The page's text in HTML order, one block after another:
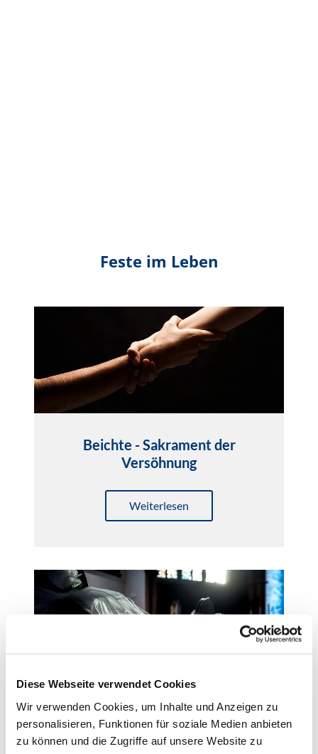
Diese Webseite verwendet Cookies
Wir verwenden Cookies, um Inhalte und Anzeigen zu
personalisieren, Funktionen für soziale Medien anbieten
zu können und die Zugriffe auf unsere Website zu
Feste im Leben
Beichte - Sakrament der
Versöhnung
Weiterlesen
Ehe